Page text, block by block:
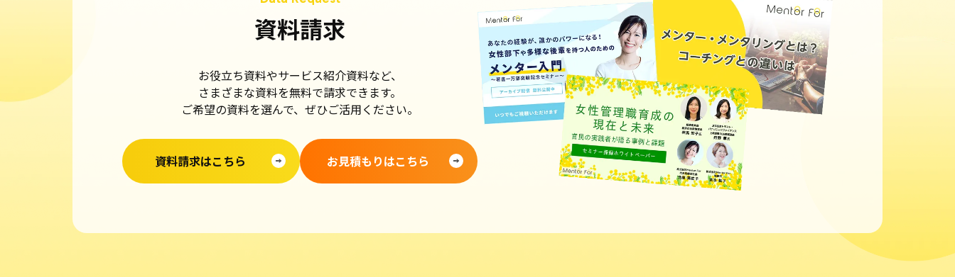
資料請求
お役立ち資料やサービス紹介資料など、
さまざまな資料を無料で請求できます。
ご希望の資料を選んで、ぜひご活用ください。
資料請求はこちら お見積もりはこちら